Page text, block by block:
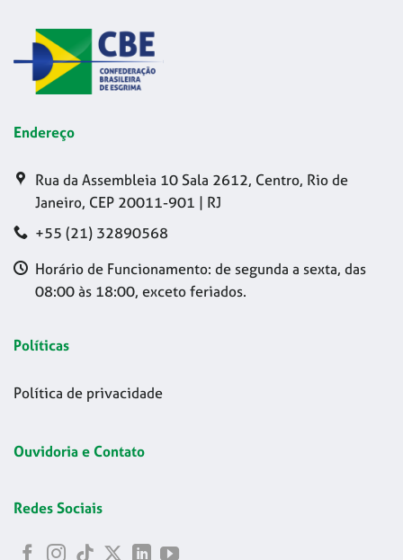
Endereço
Rua da Assembleia 10 Sala 2612, Centro, Rio de
Janeiro, CEP 20011-901 | RJ
+55 (21) 32890568
Horário de Funcionamento: de segunda a sexta, das
08:00 às 18:00, exceto feriados.
Políticas
Política de privacidade
Ouvidoria e Contato
Redes Sociais